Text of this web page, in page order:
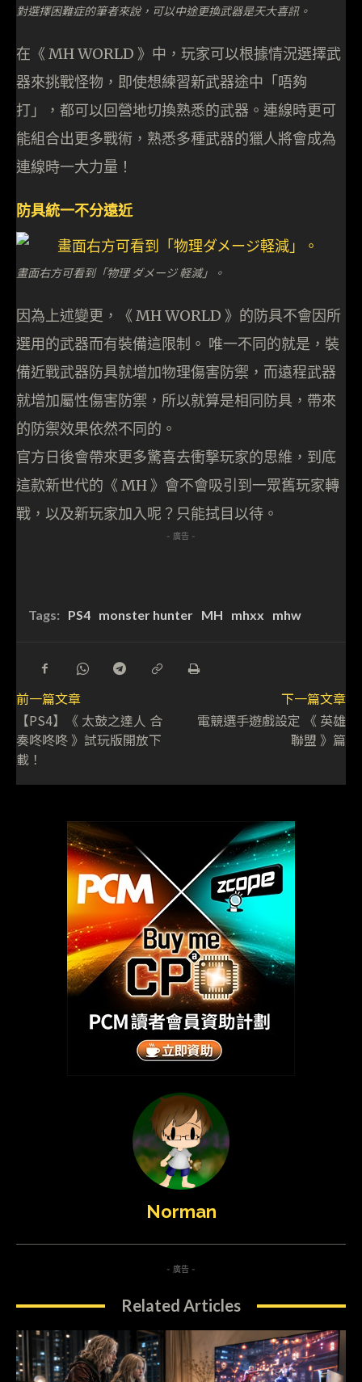
對選擇困難症的筆者來說，可以中途更換武器是天大喜訊。
在《 MH WORLD 》中，玩家可以根據情況選擇武
器來挑戰怪物，即使想練習新武器途中「唔夠
打」，都可以回營地切換熟悉的武器。連線時更可
能組合出更多戰術，熟悉多種武器的獵人將會成為
連線時一大力量！
防具統一不分遠近
畫面右方可看到「物理 ダメージ 軽減」。
因為上述變更，《 MH WORLD 》的防具不會因所
選用的武器而有裝備這限制。 唯一不同的就是，裝
備近戰武器防具就增加物理傷害防禦，而遠程武器
就增加屬性傷害防禦，所以就算是相同防具，帶來
的防禦效果依然不同的。
官方日後會帶來更多驚喜去衝撃玩家的思維，到底
這款新世代的《 MH 》會不會吸引到一眾舊玩家轉
戰，以及新玩家加入呢？只能拭目以待。
- 廣告 -
Tags: PS4 monster hunter MH mhxx mhw
前一篇文章
【PS4】《 太鼓之達人 合
奏咚咚咚 》試玩版開放下
載！
下一篇文章
電競選手遊戲設定 《 英雄
聯盟 》篇
Norman
- 廣告 -
Related Articles